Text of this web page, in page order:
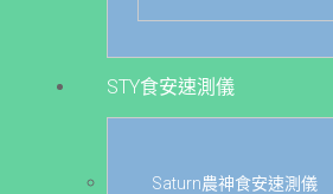
STY食安速測儀
Saturn農神食安速測儀